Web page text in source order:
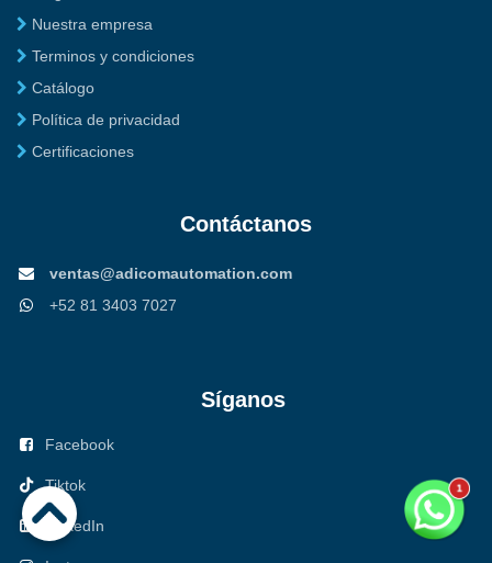
Nuestra empresa
Terminos y condiciones
Catálogo
Política de privacidad
Certificaciones
Contáctanos
ventas@adicomautomation.com
+52 81 3403 7027
Síganos
Facebook
Tiktok
LinkedIn